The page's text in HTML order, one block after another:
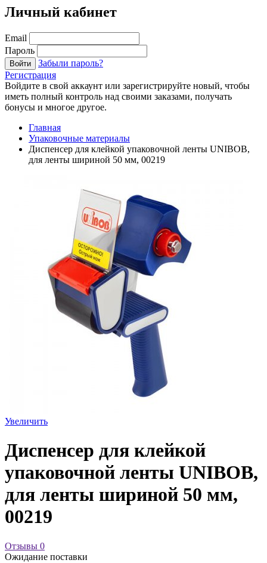
Личный кабинет
Email
Пароль
Войти
Забыли пароль?
Регистрация
Войдите в свой аккаунт или зарегистрируйте новый, чтобы
иметь полный контроль над своими заказами, получать
бонусы и многое другое.
Главная
Упаковочные материалы
Диспенсер для клейкой упаковочной ленты UNIBOB,
для ленты шириной 50 мм, 00219
Увеличить
Диспенсер для клейкой
упаковочной ленты UNIBOB,
для ленты шириной 50 мм,
00219
Отзывы 0
Ожидание поставки